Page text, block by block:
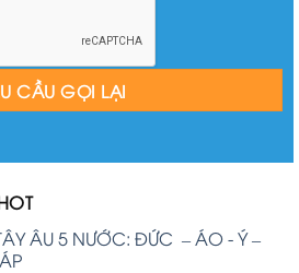
ÂU 5 NƯỚC: ĐỨC – ÁO - Ý –